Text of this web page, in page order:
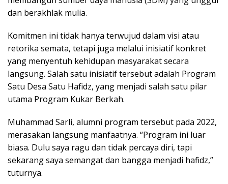
dan berakhlak mulia.
Komitmen ini tidak hanya terwujud dalam visi atau
retorika semata, tetapi juga melalui inisiatif konkret
yang menyentuh kehidupan masyarakat secara
langsung. Salah satu inisiatif tersebut adalah Program
Satu Desa Satu Hafidz, yang menjadi salah satu pilar
utama Program Kukar Berkah.
Muhammad Sarli, alumni program tersebut pada 2022,
merasakan langsung manfaatnya. “Program ini luar
biasa. Dulu saya ragu dan tidak percaya diri, tapi
sekarang saya semangat dan bangga menjadi hafidz,”
tuturnya.